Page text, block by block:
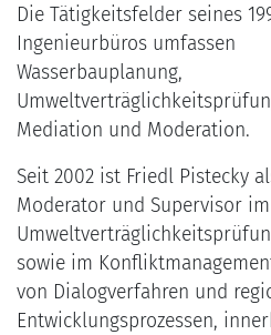
Die Tätigkeitsfelder seines
Ingenieurbüros umfassen
Wasserbauplanung,
Mediation und Moderation.
Seit 2002 ist Friedl Pistecky
Moderator und Supervisor
sowie im
von Dialogverfahren und
Entwicklungsprozessen,